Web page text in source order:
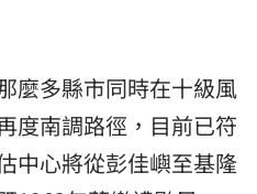
麼多縣市同時在十級風
度南調路徑，目前已符
中心將從彭佳嶼至基隆